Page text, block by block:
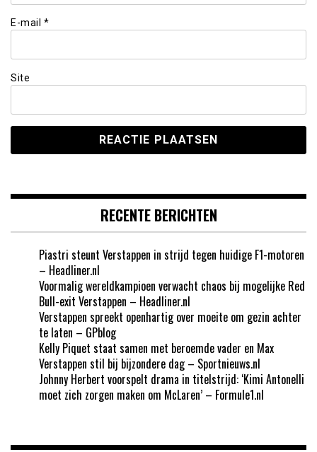
E-mail *
Site
RECENTE BERICHTEN
Piastri steunt Verstappen in strijd tegen huidige F1-motoren
– Headliner.nl
Voormalig wereldkampioen verwacht chaos bij mogelijke Red
Bull-exit Verstappen – Headliner.nl
Verstappen spreekt openhartig over moeite om gezin achter
te laten – GPblog
Kelly Piquet staat samen met beroemde vader en Max
Verstappen stil bij bijzondere dag – Sportnieuws.nl
Johnny Herbert voorspelt drama in titelstrijd: ‘Kimi Antonelli
moet zich zorgen maken om McLaren’ – Formule1.nl